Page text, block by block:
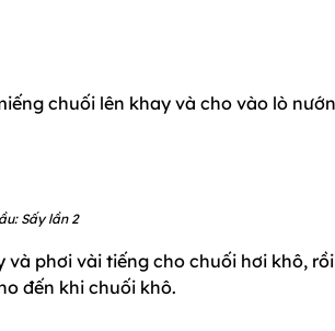
chuối lên khay và cho vào lò
Sấy lần 2
và phơi vài tiếng cho chuối hơi khô, rồi
đến khi chuối khô.